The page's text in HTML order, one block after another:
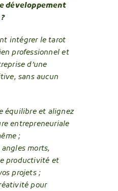
développement
intégrer le tarot
professionnel et
d’une
sans aucun
équilibre et alignez
entrepreneuriale
;
morts,
productivité et
projets ;
pour